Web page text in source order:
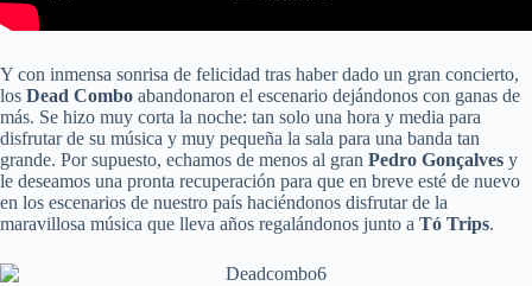
Y con inmensa sonrisa de felicidad tras haber dado un gran concierto,
los Dead Combo abandonaron el escenario dejándonos con ganas de
más. Se hizo muy corta la noche: tan solo una hora y media para
disfrutar de su música y muy pequeña la sala para una banda tan
grande. Por supuesto, echamos de menos al gran Pedro Gonçalves y
le deseamos una pronta recuperación para que en breve esté de nuevo
en los escenarios de nuestro país haciéndonos disfrutar de la
maravillosa música que lleva años regalándonos junto a Tó Trips.